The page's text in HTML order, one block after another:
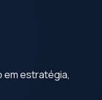
em estratégia,